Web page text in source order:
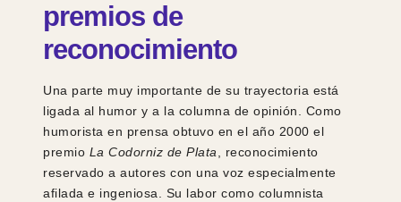
premios de
reconocimiento
Una parte muy importante de su trayectoria está
ligada al humor y a la columna de opinión. Como
humorista en prensa obtuvo en el año 2000 el
premio La Codorniz de Plata , reconocimiento
reservado a autores con una voz especialmente
afilada e ingeniosa. Su labor como columnista